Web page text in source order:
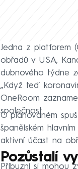
Jedna z platforem
obřadů v USA,
dubnového týdne
„Když teď
OneRoom
společnost.
O plánovaném
španělském
aktivní účast na
Pozůstalí
Příbuzní si mohou